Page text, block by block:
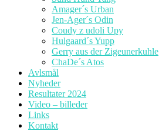
Amager´s Urban
Jen-Ager´s Odin
Coudy z udoli Upy
Hulgaard´s Yupp
Gerry aus der Zigeunerkuhle
ChaDe´s Atos
Avlsmål
Nyheder
Resultater 2024
Video – billeder
Links
Kontakt